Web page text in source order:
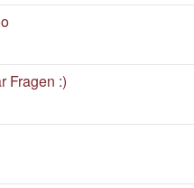
Fragen :)